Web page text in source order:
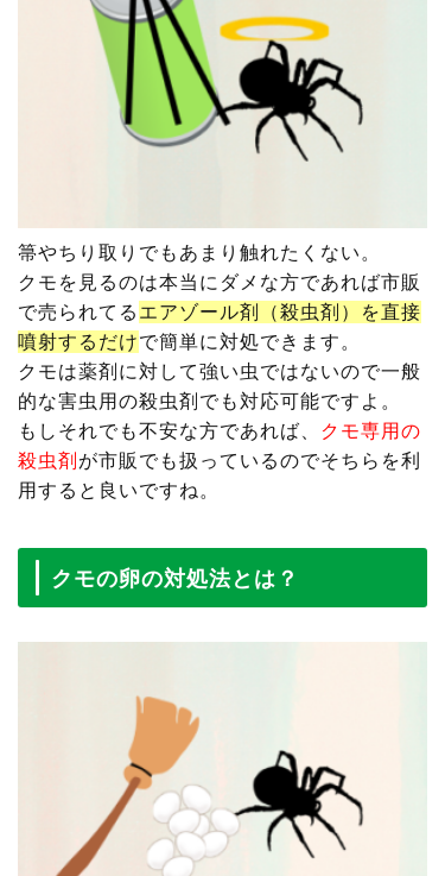
箒やちり取りでもあまり触れたくない。
クモを見るのは本当にダメな方であれば市販
で売られてる エアゾール剤（殺虫剤）を直接
噴射するだけで簡単に対処できます。
クモは薬剤に対して強い虫ではないので一般
的な害虫用の殺虫剤でも対応可能ですよ。
もしそれでも不安な方であれば、
クモ専用の
殺虫剤が市販でも扱っているのでそちらを利
用すると良いですね。
クモの卵の対処法とは？